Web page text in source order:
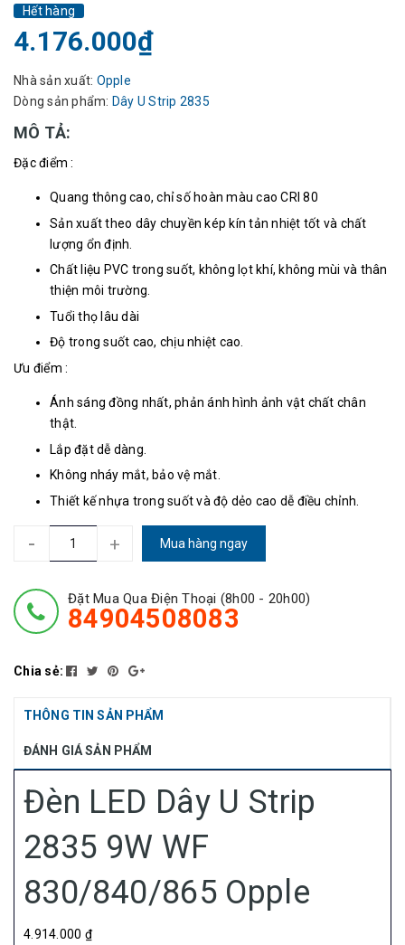
Hết hàng
4.176.000₫
Nhà sản xuất: Opple
Dòng sản phẩm: Dây U Strip 2835
MÔ TẢ:
Đặc điểm :
Quang thông cao, chỉ số hoàn màu cao CRI 80
Sản xuất theo dây chuyền kép kín tản nhiệt tốt và chất
lượng ổn định.
Chất liệu PVC trong suốt, không lọt khí, không mùi và thân
thiện môi trường.
Tuổi thọ lâu dài
Độ trong suốt cao, chịu nhiệt cao.
Ưu điểm :
Ánh sáng đồng nhất, phản ánh hình ảnh vật chất chân
thật.
Lắp đặt dễ dàng.
Không nháy mắt, bảo vệ mắt.
Thiết kế nhựa trong suốt và độ dẻo cao dễ điều chỉnh.
- + Mua hàng ngay
Đặt Mua Qua Điện Thoại (8h00 - 20h00)
84904508083
Chia sẻ:
THÔNG TIN SẢN PHẨM
ĐÁNH GIÁ SẢN PHẨM
Đèn LED Dây U Strip
2835 9W WF
830/840/865 Opple
4.914.000 ₫